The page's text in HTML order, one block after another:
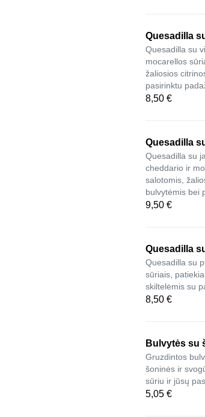
Quesadilla
Quesadilla su
mocarellos
žaliosios
pasirinktu
8,50 €
Quesadilla
Quesadilla su
cheddario ir
salotomis,
bulvytėmis bei
9,50 €
Quesadilla
Quesadilla su
sūriais,
skiltelėmis su
8,50 €
Bulvytės su
Gruzdintos
šoninės ir
sūriu ir jūsų
5,05 €